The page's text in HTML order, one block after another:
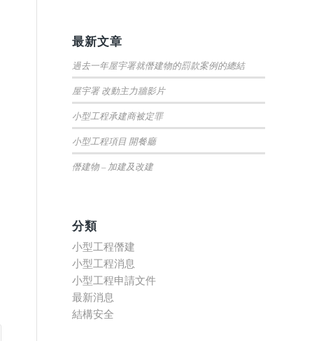
最新文章
過去一年屋宇署就僭建物的罰款案例的總結
屋宇署 改動主力牆影片
小型工程承建商被定罪
小型工程項目 開餐廳
僭建物 – 加建及改建
分類
小型工程僭建
小型工程消息
小型工程申請文件
最新消息
結構安全